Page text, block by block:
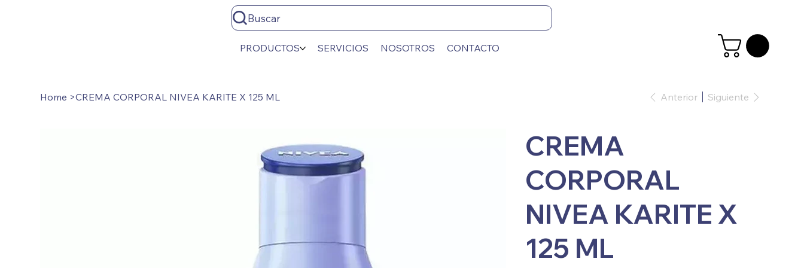
Buscar
PRODUCTOS SERVICIOS NOSOTROS CONTACTO
Home >CREMA CORPORAL NIVEA KARITE X 125 ML Anterior Siguiente
CREMA
CORPORAL
NIVEA KARITE X
125 ML